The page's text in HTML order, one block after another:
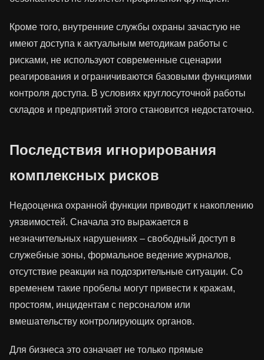
Кроме того, внутренние службы охраны зачастую не
имеют доступа к актуальным методикам работы с
рисками, не используют современные сценарии
реагирования и ограничиваются базовыми функциями
контроля доступа. В условиях круглосуточной работы
складов и предприятий этого становится недостаточно.
Последствия игнорирования
комплексных рисков
Недооценка охранной функции приводит к накоплению
уязвимостей. Сначала это выражается в
незначительных нарушениях – свободный доступ в
служебные зоны, формальное ведение журналов,
отсутствие реакции на подозрительные ситуации. Со
временем такие пробелы могут привести к кражам,
простоям, инцидентам с персоналом или
вмешательству контролирующих органов.
Для бизнеса это означает не только прямые